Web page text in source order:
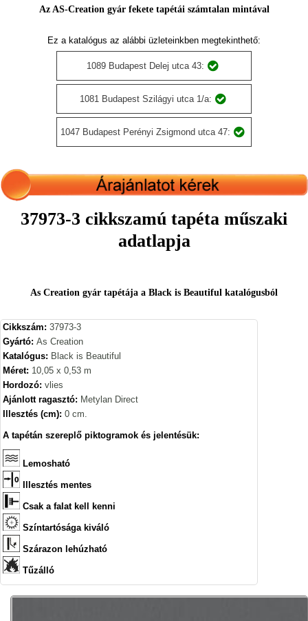
Az AS-Creation gyár fekete tapétái számtalan mintával
Ez a katalógus az alábbi üzleteinkben megtekinthető:
1089 Budapest Delej utca 43:
1081 Budapest Szilágyi utca 1/a:
1047 Budapest Perényi Zsigmond utca 47:
37973-3 cikkszamú tapéta műszaki
adatlapja
As Creation gyár tapétája a Black is Beautiful katalógusból
Cikkszám: 37973-3
Gyártó: As Creation
Katalógus: Black is Beautiful
Méret: 10,05 x 0,53 m
Hordozó: vlies
Ajánlott ragasztó: Metylan Direct
Illesztés (cm): 0 cm.
A tapétán szereplő piktogramok és jelentésük:
Lemosható
Illesztés mentes
Csak a falat kell kenni
Színtartósága kiváló
Szárazon lehúzható
Tűzálló